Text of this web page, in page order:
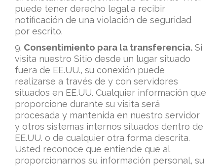
puede tener derecho legal a recibir
notificación de una violación de seguridad
por escrito.
9. Consentimiento para la transferencia. Si
visita nuestro Sitio desde un lugar situado
fuera de EE.UU., su conexión puede
realizarse a través de y con servidores
situados en EE.UU. Cualquier información que
proporcione durante su visita será
procesada y mantenida en nuestro servidor
y otros sistemas internos situados dentro de
EE.UU. o de cualquier otra forma descrita.
Usted reconoce que entiende que al
proporcionarnos su información personal, su